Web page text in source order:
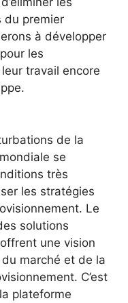
du premier
à développer
les
travail encore
de la
se
très
les stratégies
Le
solutions
une vision
marché et de la
C’est
plateforme